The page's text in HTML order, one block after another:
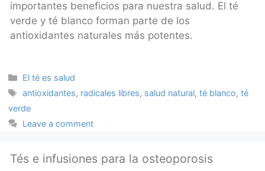
importantes beneficios para nuestra salud. El té
verde y té blanco forman parte de los
antioxidantes naturales más potentes.
Categories
El té es salud
Tags
antioxidantes, radicales libres, salud natural, té blanco, té
verde
Leave a comment
Tés e infusiones para la osteoporosis